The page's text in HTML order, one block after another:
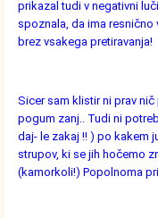
prikazal tudi v negativni
spoznala, da ima
brez vsakega pretiravanja!
Sicer sam klistir ni prav
pogum zanj.. Tudi ni
daj- le zakaj !! ) po kakem
strupov, ki se jih hočemo
(kamorkoli!) Popolnoma